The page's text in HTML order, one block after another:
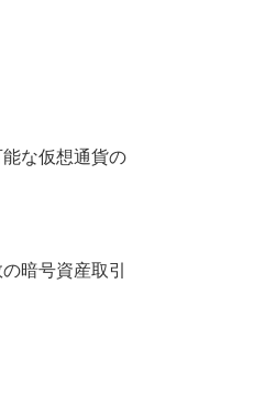
な仮想通貨の
暗号資産取引